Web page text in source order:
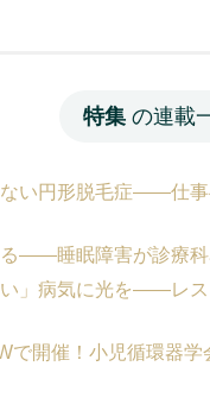
特集 の連載
い円形脱毛症――仕
――睡眠障害が診療
い」病気に光を――レ
で開催！小児循環器